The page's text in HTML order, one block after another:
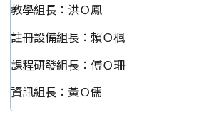
教學組長：洪Ｏ鳳
註冊設備組長：賴Ｏ楓
課程研發組長：傅Ｏ珊
資訊組長：黃Ｏ儒